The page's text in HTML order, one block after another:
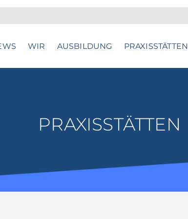
WIR AUSBILDUNG PRAXISSTÄTTEN
PRAXISSTÄTTEN